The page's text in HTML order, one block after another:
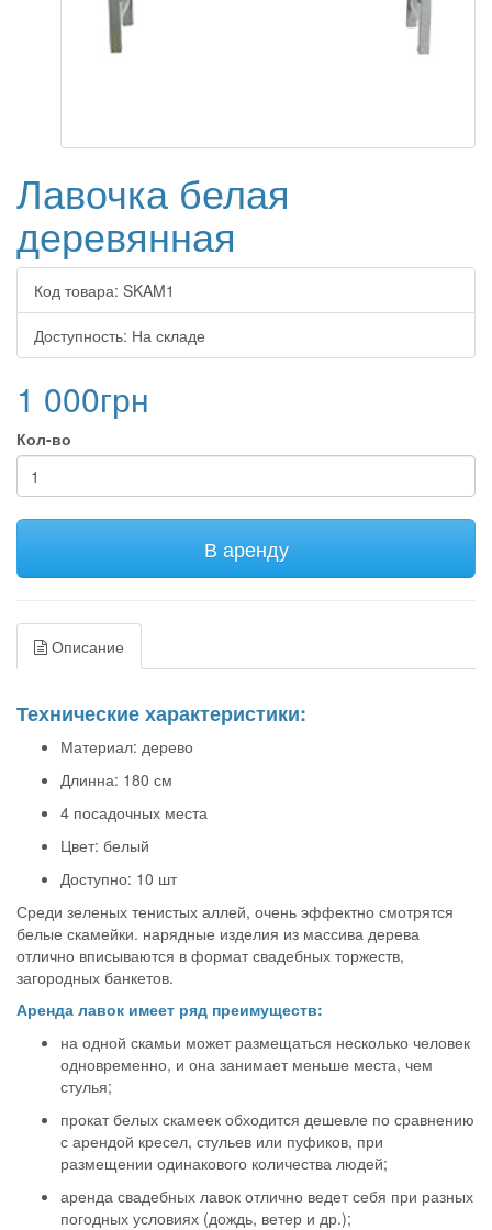
Лавочка белая
деревянная
Код товара: SKAM1
Доступность: На складе
1 000грн
Кол-во
В аренду
Описание
Технические характеристики:
Материал: дерево
Длинна: 180 см
4 посадочных места
Цвет: белый
Доступно: 10 шт
Среди зеленых тенистых аллей, очень эффектно смотрятся
белые скамейки. нарядные изделия из массива дерева
отлично вписываются в формат свадебных торжеств,
загородных банкетов.
Аренда лавок имеет ряд преимуществ:
на одной скамьи может размещаться несколько человек
одновременно, и она занимает меньше места, чем
стулья;
прокат белых скамеек обходится дешевле по сравнению
с арендой кресел, стульев или пуфиков, при
размещении одинакового количества людей;
аренда свадебных лавок отлично ведет себя при разных
погодных условиях (дождь, ветер и др.);